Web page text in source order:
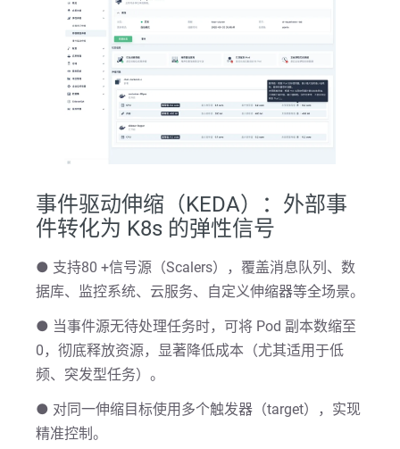
事件驱动伸缩（KEDA）：外部事
件转化为 K8s 的弹性信号
● 支持80 +信号源（Scalers），覆盖消息队列、数
据库、监控系统、云服务、自定义伸缩器等全场景。
● 当事件源无待处理任务时，可将 Pod 副本数缩至
0，彻底释放资源，显著降低成本（尤其适用于低
频、突发型任务）。
● 对同一伸缩目标使用多个触发器（target），实现
精准控制。